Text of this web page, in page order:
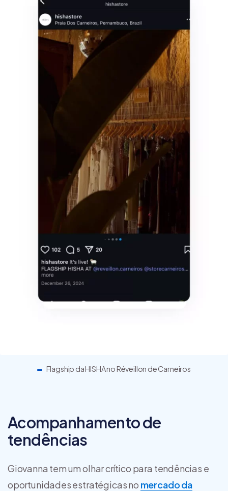
Flagship da HISHA no Réveillon de Carneiros
Acompanhamento de
tendências
Giovanna tem um olhar crítico para tendências e
oportunidades estratégicas no mercado da